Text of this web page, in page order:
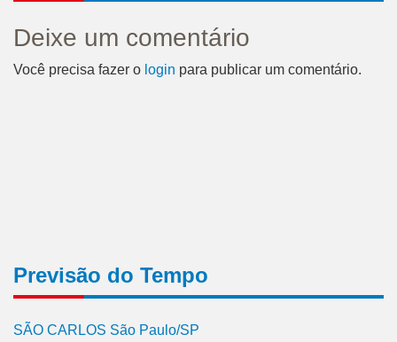
Deixe um comentário
Você precisa fazer o login para publicar um comentário.
Previsão do Tempo
SÃO CARLOS São Paulo/SP